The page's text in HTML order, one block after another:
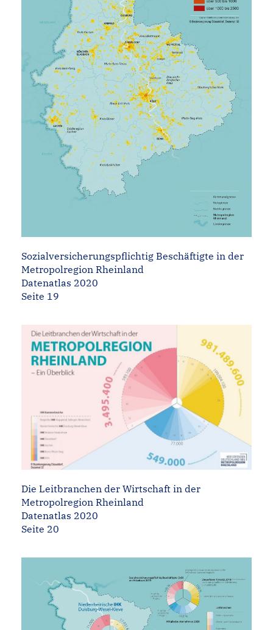
Sozialversicherungspflichtig Beschäftigte in der
Metropolregion Rheinland
Datenatlas 2020
Seite 19
Die Leitbranchen der Wirtschaft in der
Metropolregion Rheinland
Datenatlas 2020
Seite 20